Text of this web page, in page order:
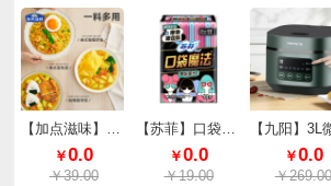
【加点滋味】泰式厚椰咖喱65g*2袋
￥0.0
￥39.00
【苏菲】口袋魔法零味感超薄棉柔日用240mm*10片/包
￥0.0
￥19.00
￥0.0
￥269.00